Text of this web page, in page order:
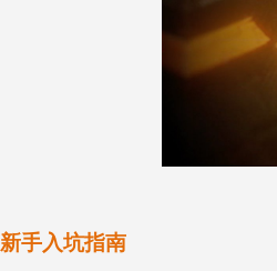
新手入坑指南